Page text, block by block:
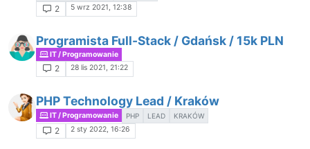
2 5 wrz 2021, 12:38
Programista Full-Stack / Gdańsk / 15k PLN
IT / Programowanie
2 28 lis 2021, 21:22
PHP Technology Lead / Kraków
IT / Programowanie PHP LEAD KRAKÓW
2 2 sty 2022, 16:26